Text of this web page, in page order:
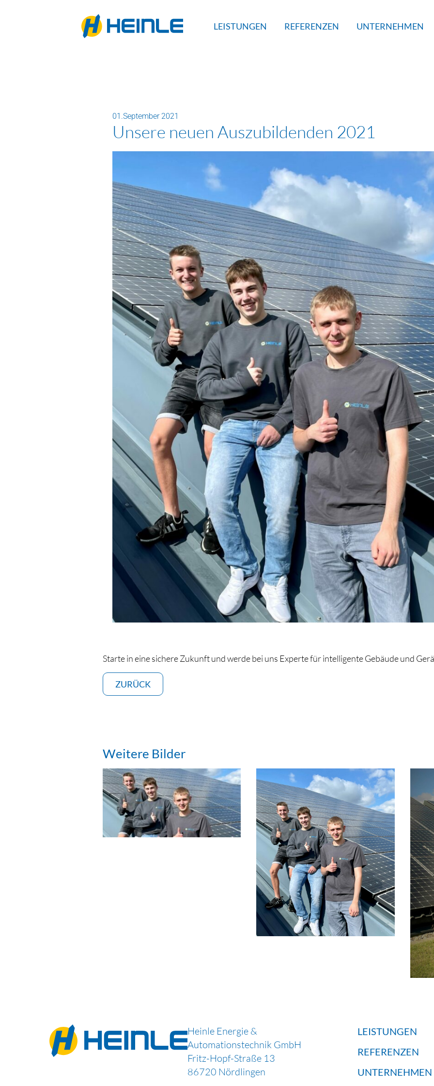
LEISTUNGEN REFERENZEN UNTERNEHMEN
01.September 2021
Unsere neuen Auszubildenden 2021
Starte in eine sichere Zukunft und werde bei uns Experte für intelligente Gebäude und
ZURÜCK
Weitere Bilder
Heinle Energie &
Automationstechnik GmbH
Fritz-Hopf-Straße 13
86720 Nördlingen
LEISTUNGEN
REFERENZEN
UNTERNEHMEN